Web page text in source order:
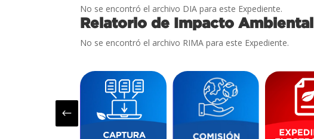
No se encontró el archivo DIA para este Expediente.
Relatorio de Impacto Ambiental
No se encontró el archivo RIMA para este Expediente.
#